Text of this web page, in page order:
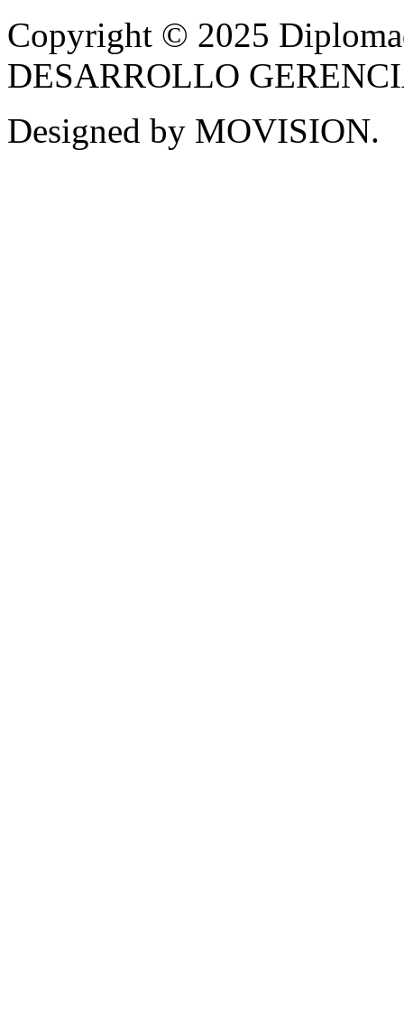
Copyright © 2025
DESARROLLO
Designed by MOVISION.